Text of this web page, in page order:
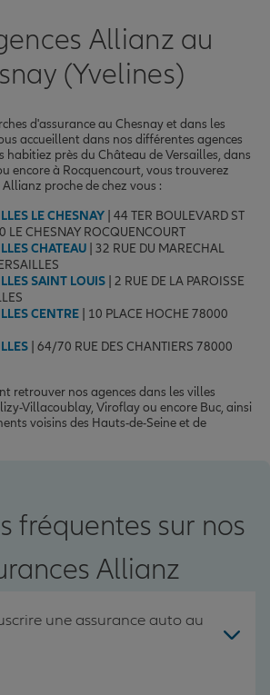
Allianz au
(Yvelines)
d'assurance au Chesnay et dans les
accueillent dans nos différentes agences
habitiez près du Château de Versailles, dans
encore à Rocquencourt, vous trouverez
proche de chez vous :
LE CHESNAY | 44 TER BOULEVARD ST
LE CHESNAY ROCQUENCOURT
CHATEAU | 32 RUE DU MARECHAL
SAINT LOUIS | 2 RUE DE LA PAROISSE
CENTRE | 10 PLACE HOCHE 78000
| 64/70 RUE DES CHANTIERS 78000
retrouver nos agences dans les villes
Villacoublay, Viroflay ou encore Buc, ainsi
voisins des Hauts-de-Seine et de
fréquentes sur nos
Allianz
une assurance auto au